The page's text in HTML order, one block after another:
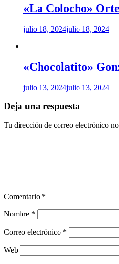
«La Colocho»
julio 18, 2024julio 18, 2024
«Chocolatito»
julio 13, 2024julio 13, 2024
Deja una respuesta
Tu dirección de correo electrónico
Comentario *
Nombre *
Correo electrónico *
Web